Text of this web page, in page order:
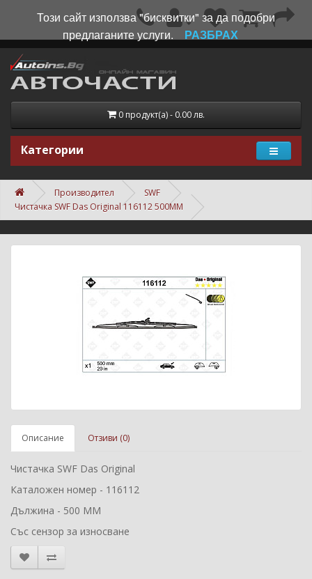
0 продукт(а) - 0.00 лв.
Категории
Производител
SWF
Чистачка SWF Das Original 116112 500MM
Описание Отзиви (0)
Чистачка SWF Das Original
Каталожен номер - 116112
Дължина - 500 ММ
Със сензор за износване
Този сайт използва "бисквитки" за да подобри
предлаганите услуги.
РАЗБРАХ